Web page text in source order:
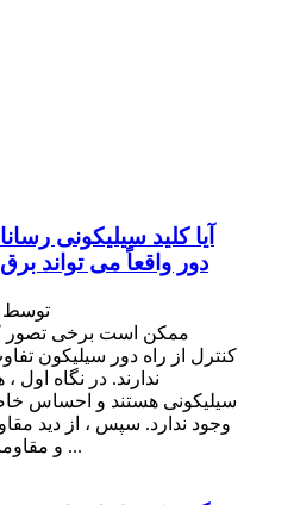
آیا کلید سیلیکونی
دور واقعاً می تواند
توسط
ممکن است برخی تصور
کنترل از راه دور سیلیکون
ندارند. در نگاه اول
سیلیکونی هستند و احساس
وجود ندارد. سپس ، از دید
و مقاومت در برابر سایش ...